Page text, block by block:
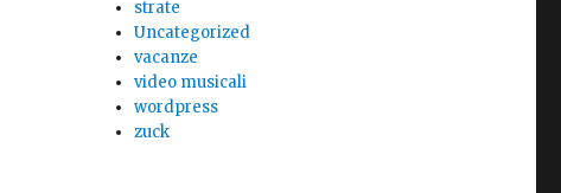
strate
Uncategorized
vacanze
video musicali
wordpress
zuck